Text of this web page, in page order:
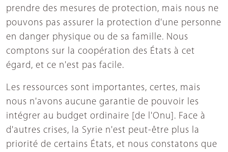
prendre des mesures de protection, mais nous ne
pouvons pas assurer la protection d'une personne
en danger physique ou de sa famille. Nous
comptons sur la coopération des États à cet
égard, et ce n'est pas facile.
Les ressources sont importantes, certes, mais
nous n'avons aucune garantie de pouvoir les
intégrer au budget ordinaire [de l'Onu]. Face à
d'autres crises, la Syrie n'est peut-être plus la
priorité de certains États, et nous constatons que